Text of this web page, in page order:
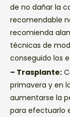
de no dañar la
recomendable
recomienda
técnicas de
conseguido los
– Trasplante:
primavera y en
aumentarse la
para efectuarlo